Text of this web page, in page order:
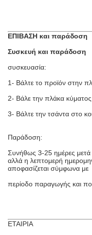
ΕΠΙΒΑΣΗ και παράδοση
Συσκευή και παράδοση
συσκευασία:
1- Βάλτε το προϊόν στην
2- Βάλε την πλάκα
3- Βάλτε την τσάντα στο
Παράδοση:
Συνήθως 3-25 ημέρες μετά
αλλά η λεπτομερή
αποφασίζεται σύμφωνα με
περίοδο παραγωγής και
ΕΤΑΙΡΙΑ